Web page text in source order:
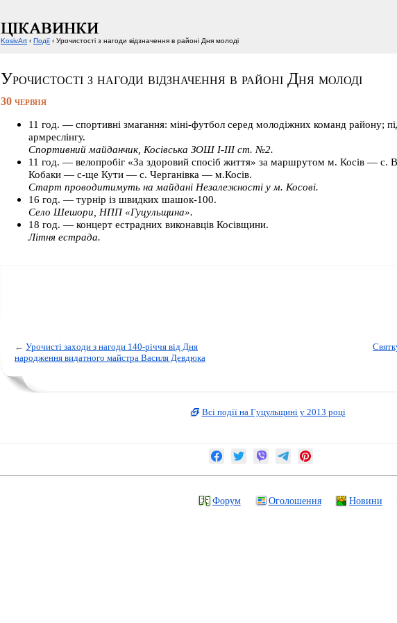
Урочистості з нагоди відзначення в районі Дня молоді
30 червня
11 год. — спортивні змагання: міні-футбол серед молодіжних команд району;
армреслінгу.
Спортивний майданчик, Косівська ЗОШ І-ІІІ ст. №2.
11 год. — велопробіг «За здоровий спосіб життя» за маршрутом м. Косів —
Кобаки — с-ще Кути — с. Черганівка — м.Косів.
Старт проводитимуть на майдані Незалежності у м. Косові.
16 год. — турнір із швидких шашок-100.
Село Шешори, НПП «Гуцульщина».
18 год. — концерт естрадних виконавців Косівщини.
Літня естрада.
← Урочисті заходи з нагоди 140-річчя від Дня
народження видатного майстра Василя Девдюка
Всі події на Гуцульщині у 2013 році
KosivArt ‹ Події ‹ Урочистості з нагоди відзначення в районі Дня молоді
Форум Оголошення Новини